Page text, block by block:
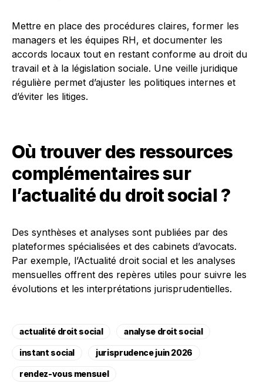
Mettre en place des procédures claires, former les
managers et les équipes RH, et documenter les
accords locaux tout en restant conforme au droit du
travail et à la législation sociale. Une veille juridique
régulière permet d’ajuster les politiques internes et
d’éviter les litiges.
Où trouver des ressources
complémentaires sur
l’actualité du droit social ?
Des synthèses et analyses sont publiées par des
plateformes spécialisées et des cabinets d’avocats.
Par exemple, l’Actualité droit social et les analyses
mensuelles offrent des repères utiles pour suivre les
évolutions et les interprétations jurisprudentielles.
actualité droit social analyse droit social
instant social jurisprudence juin 2026
rendez-vous mensuel